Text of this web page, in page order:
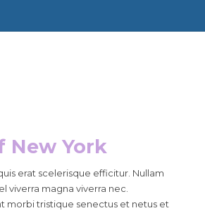
New York
erat scelerisque efficitur. Nullam
viverra magna viverra nec.
morbi tristique senectus et netus et